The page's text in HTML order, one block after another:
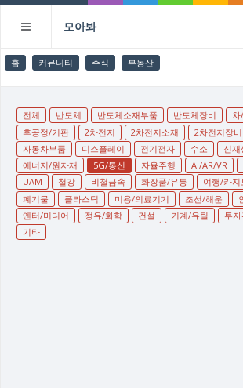
모아봐
홈 커뮤니티 주식 부동산
전체 반도체 반도체소재부품 반도체장비
후공정/기판
2차전지 2차전지소재 2차전지장비
자동차부품
디스플레이 전기전자 수소 신재
에너지/원자재
5G/통신 자율주행 AI/AR/VR
UAM
철강 비철금속 화장품/유통 여행/카지
폐기물
플라스틱 미용/의료기기 조선/해운
엔터/미디어
정유/화학 건설 기계/유틸 투
기타